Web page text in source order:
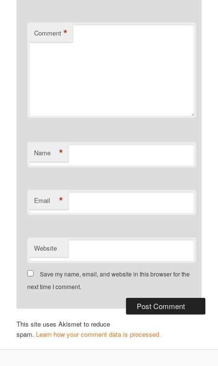
Comment *
Name *
Email *
Website
Save my name, email, and website in this browser for the
next time I comment.
This site uses Akismet to reduce
spam. Learn how your comment data is processed.